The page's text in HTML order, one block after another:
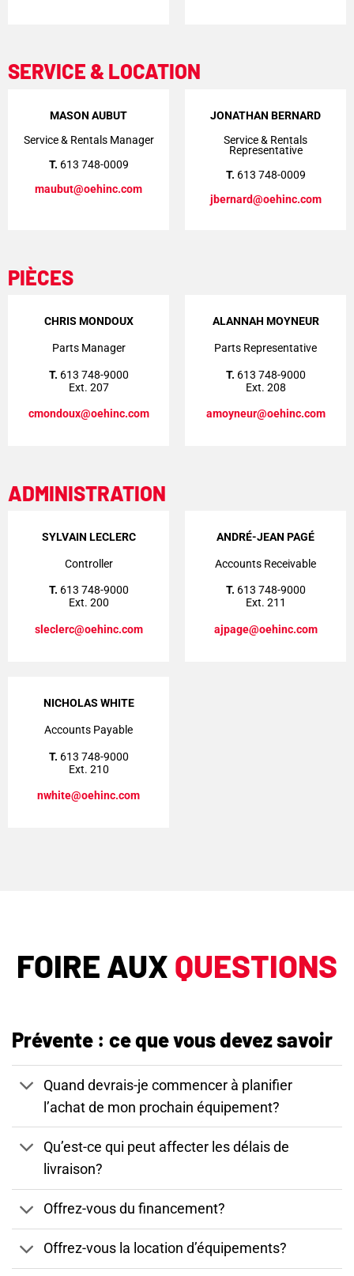
SERVICE & LOCATION
MASON AUBUT
Service & Rentals Manager
T. 613 748-0009
maubut@oehinc.com
JONATHAN BERNARD
Service & Rentals
Representative
T. 613 748-0009
jbernard@oehinc.com
PIÈCES
CHRIS MONDOUX
Parts Manager
T. 613 748-9000
Ext. 207
cmondoux@oehinc.com
ALANNAH MOYNEUR
Parts Representative
T. 613 748-9000
Ext. 208
amoyneur@oehinc.com
ADMINISTRATION
SYLVAIN LECLERC
Controller
T. 613 748-9000
Ext. 200
sleclerc@oehinc.com
ANDRÉ-JEAN PAGÉ
Accounts Receivable
T. 613 748-9000
Ext. 211
ajpage@oehinc.com
NICHOLAS WHITE
Accounts Payable
T. 613 748-9000
Ext. 210
nwhite@oehinc.com
FOIRE AUX QUESTIONS
Prévente : ce que vous devez savoir
Quand devrais-je commencer à planifier
l’achat de mon prochain équipement?
Qu’est-ce qui peut affecter les délais de
livraison?
Offrez-vous du financement?
Offrez-vous la location d’équipements?